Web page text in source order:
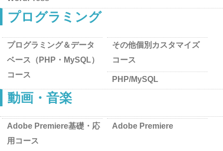
プログラミング
プログラミング＆データ
ベース（PHP・MySQL）
コース
その他個別カスタマイズ
コース
PHP/MySQL
動画・音楽
Adobe Premiere基礎・応
用コース
Adobe Premiere